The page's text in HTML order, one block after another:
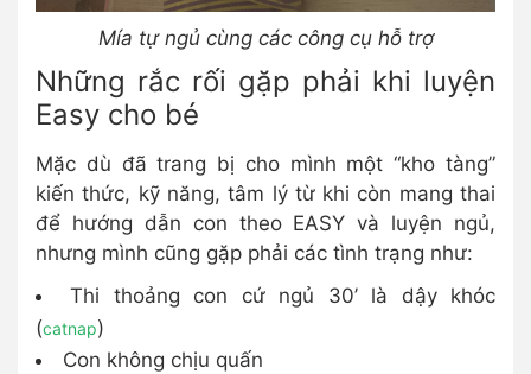
Mía tự ngủ cùng các công cụ hỗ trợ
Những rắc rối gặp phải khi luyện
Easy cho bé
Mặc dù đã trang bị cho mình một “kho tàng”
kiến thức, kỹ năng, tâm lý từ khi còn mang thai
để hướng dẫn con theo EASY và luyện ngủ,
nhưng mình cũng gặp phải các tình trạng như:
Thi thoảng con cứ ngủ 30’ là dậy khóc
(catnap)
Con không chịu quấn